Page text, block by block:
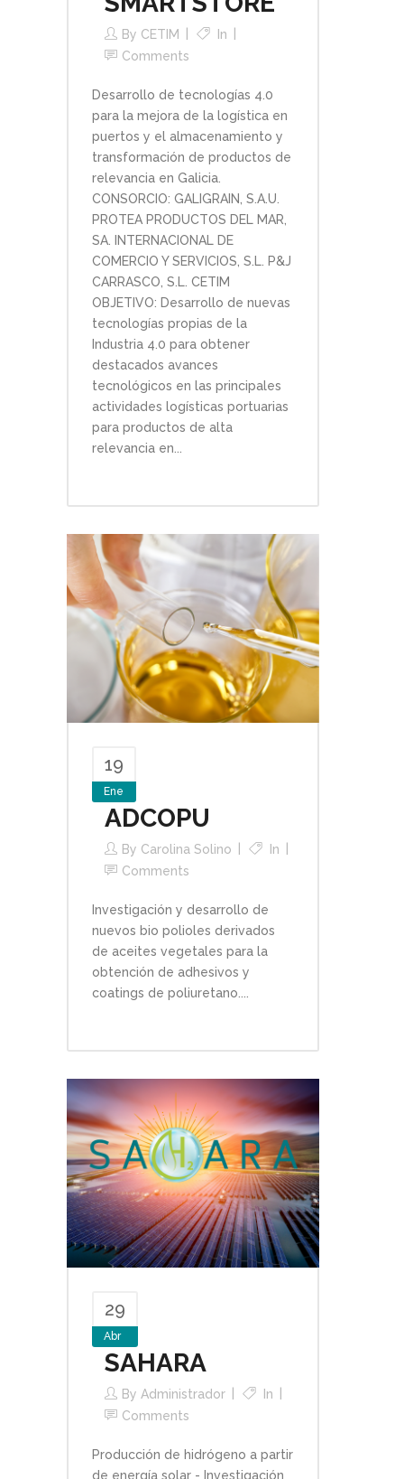
By CETIM
In
Comments
Desarrollo de tecnologías 4.0
para la mejora de la logística en
puertos y el almacenamiento y
transformación de productos de
relevancia en Galicia.
CONSORCIO: GALIGRAIN, S.A.U.
PROTEA PRODUCTOS DEL MAR,
SA. INTERNACIONAL DE
COMERCIO Y SERVICIOS, S.L. P&J
CARRASCO, S.L. CETIM
OBJETIVO: Desarrollo de nuevas
tecnologías propias de la
Industria 4.0 para obtener
destacados avances
tecnológicos en las principales
actividades logísticas portuarias
para productos de alta
relevancia en...
19
Ene
ADCOPU
By Carolina Solino
In
Comments
Investigación y desarrollo de
nuevos bio polioles derivados
de aceites vegetales para la
obtención de adhesivos y
coatings de poliuretano....
29
Abr
SAHARA
By Administrador
In
Comments
Producción de hidrógeno a partir
de energía solar - Investigación